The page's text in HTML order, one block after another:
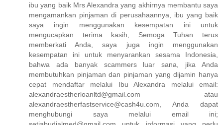
ibu yang baik Mrs Alexandra yang akhirnya membantu saya
mengamankan pinjaman di perusahaannya, ibu yang baik
saya ingin menggunakan kesempatan ini untuk
mengucapkan terima kasih, Semoga Tuhan terus
memberkati Anda, saya juga ingin menggunakan
kesempatan ini untuk menyarankan sesama Indonesia,
bahwa ada banyak scammers luar sana, jika Anda
membutuhkan pinjaman dan pinjaman yang dijamin hanya
cepat mendaftar melalui Ibu Alexandra melalui email:
alexandraestherloanltd@gmail.com atau
alexandraestherfastservice@cash4u.com, Anda dapat
menghubungi saya melalui email ini;